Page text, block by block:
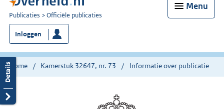
Menu
U
bent
nu
hier:
Publicaties Officiële publicaties
Inloggen
Home Kamerstuk 32647, nr. 73 Informatie over publicatie